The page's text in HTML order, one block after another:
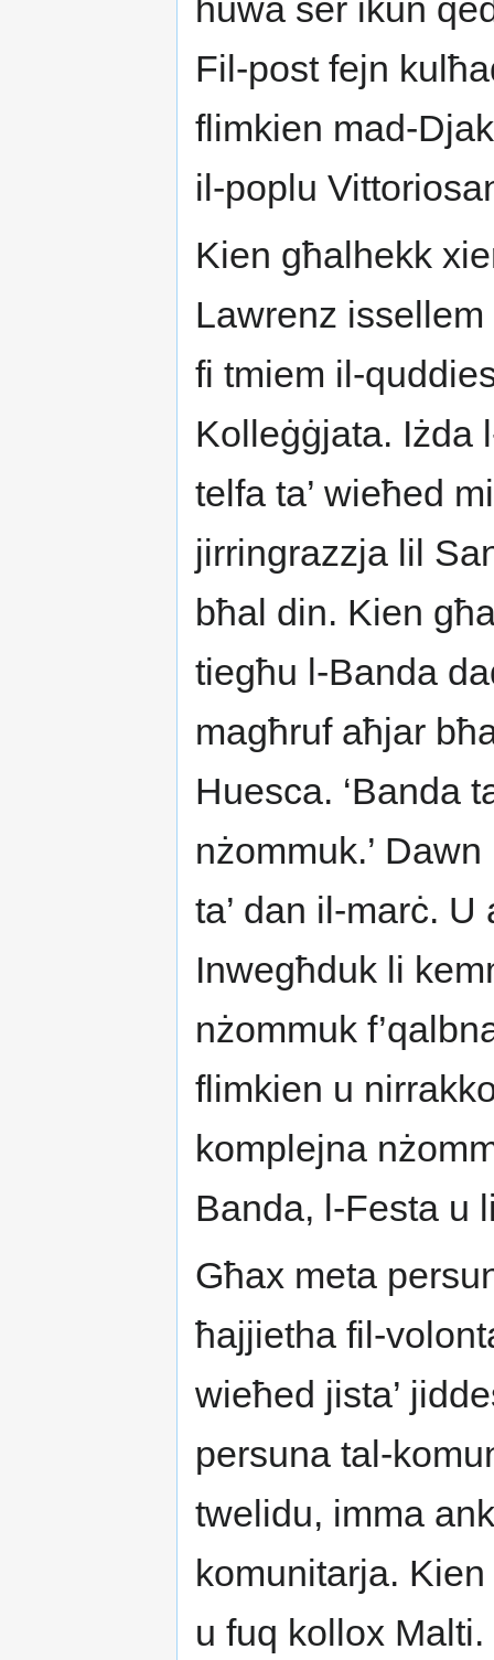
huwa ser ikun
Fil-post fejn
flimkien mad-
il-poplu
Kien għalhekk
Lawrenz
fi tmiem il-
Kolleġġjata. Iżda
telfa ta’ wieħed
jirringrazzja lil
bħal din. Kien
tiegħu l-Banda
magħruf aħjar
Huesca. ‘Banda
nżommuk.’
ta’ dan il-marċ.
Inwegħduk li
nżommuk
flimkien u
komplejna
Banda, l-Festa u
Għax meta
ħajjietha fil-
wieħed jista’
persuna tal-
twelidu, imma
komunitarja.
u fuq kollox Malti.